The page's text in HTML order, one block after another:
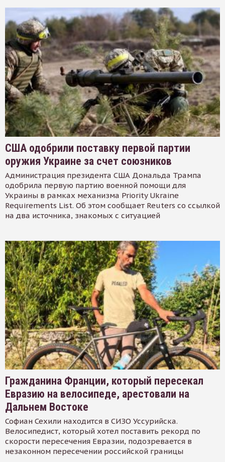
США одобрили поставку первой партии
оружия Украине за счет союзников
Администрация президента США Дональда Трампа
одобрила первую партию военной помощи для
Украины в рамках механизма Priority Ukraine
Requirements List. Об этом сообщает Reuters со ссылкой
на два источника, знакомых с ситуацией
Гражданина Франции, который пересекал
Евразию на велосипеде, арестовали на
Дальнем Востоке
Софиан Сехили находится в СИЗО Уссурийска.
Велосипедист, который хотел поставить рекорд по
скорости пересечения Евразии, подозревается в
незаконном пересечении российской границы